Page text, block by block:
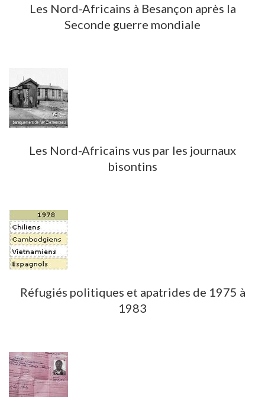
Les Nord-Africains à Besançon après la
Seconde guerre mondiale
Les Nord-Africains vus par les journaux
bisontins
Réfugiés politiques et apatrides de 1975 à
1983